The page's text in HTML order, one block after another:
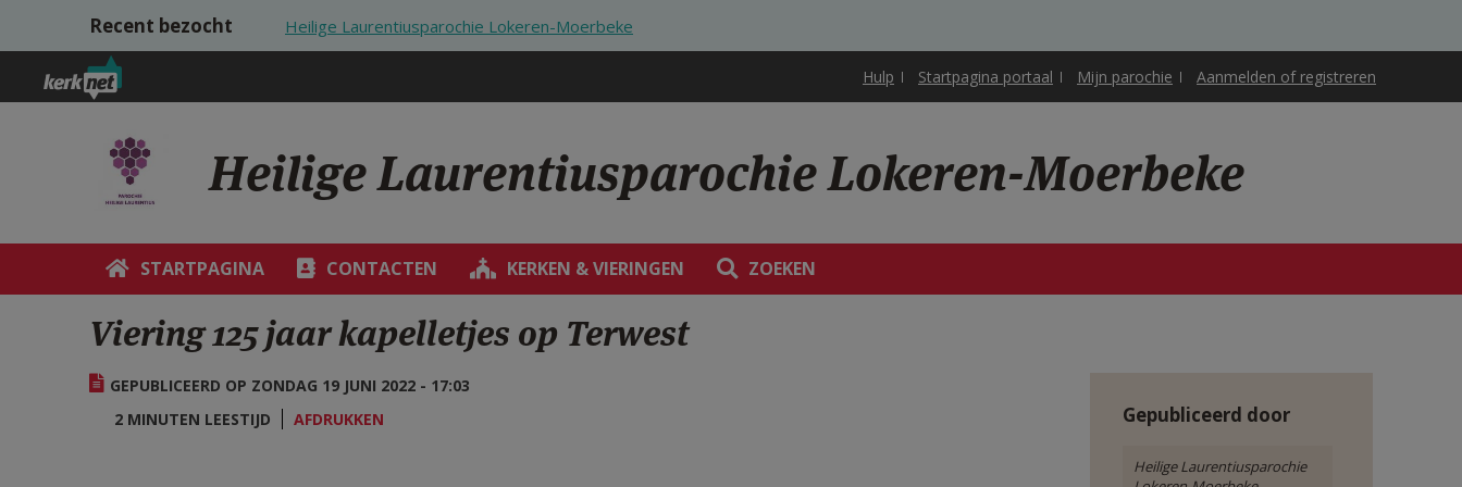
Overslaan en naar de inhoud gaan
Recent bezocht Heilige Laurentiusparochie Lokeren-Moerbeke
Hulp Startpagina portaal Mijn parochie Aanmelden of registreren
Heilige Laurentiusparochie Lokeren-Moerbeke
STARTPAGINA CONTACTEN KERKEN & VIERINGEN ZOEKEN
Viering 125 jaar kapelletjes op Terwest
GEPUBLICEERD OP ZONDAG 19 JUNI 2022 - 17:03
2 MINUTEN LEESTIJD
AFDRUKKEN Gepubliceerd door
Heilige Laurentiusparochie